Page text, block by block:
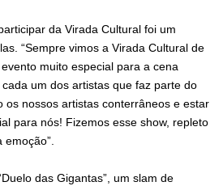
da Virada Cultural foi um
“Sempre vimos a Virada Cultural de
muito especial para a cena
um dos artistas que faz parte do
os nossos artistas conterrâneos e estar
para nós! Fizemos esse show, repleto
emoção”.
das Gigantas”, um slam de